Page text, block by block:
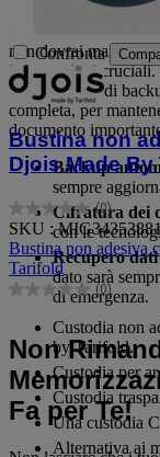
La sicurezza è
memorizzazione di
non dovrai mai
informazioni cruciali.
e le soluzioni di
completa, per
documento
Backup
sempre
Cifratura dei
con le
Recupero
dato sarà
di emergenza.
Non
Fa per Te!
Confronta
Bustina non
Djois Made By
(0)
0.0
su
5
stelle.
SKU : MIG34353881
Bustina non adesiva
Tarifold
(0)
0.0
5
stelle.
Custodia non
by Tarifold.
Custodia per
Custodia
Una custodia
Alternativa ai